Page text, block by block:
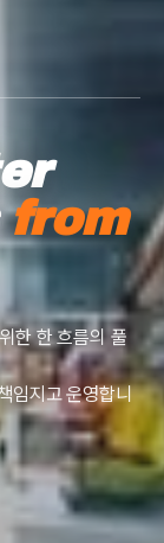
from
한 한 흐름의 풀
임지고 운영합니